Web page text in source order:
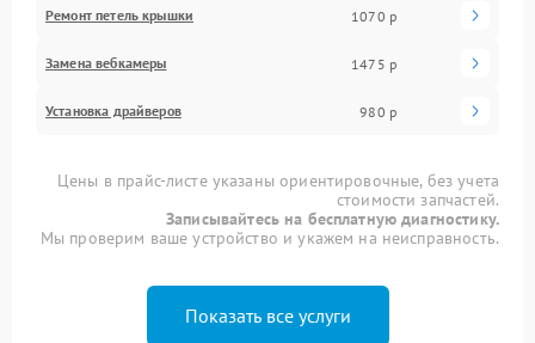
Ремонт петель крышки 1070 р
Замена вебкамеры 1475 р
Установка драйверов 980 р
Цены в прайс-листе указаны ориентировочные, без учета
стоимости запчастей.
Записывайтесь на бесплатную диагностику.
Мы проверим ваше устройство и укажем на неисправность.
Показать все услуги